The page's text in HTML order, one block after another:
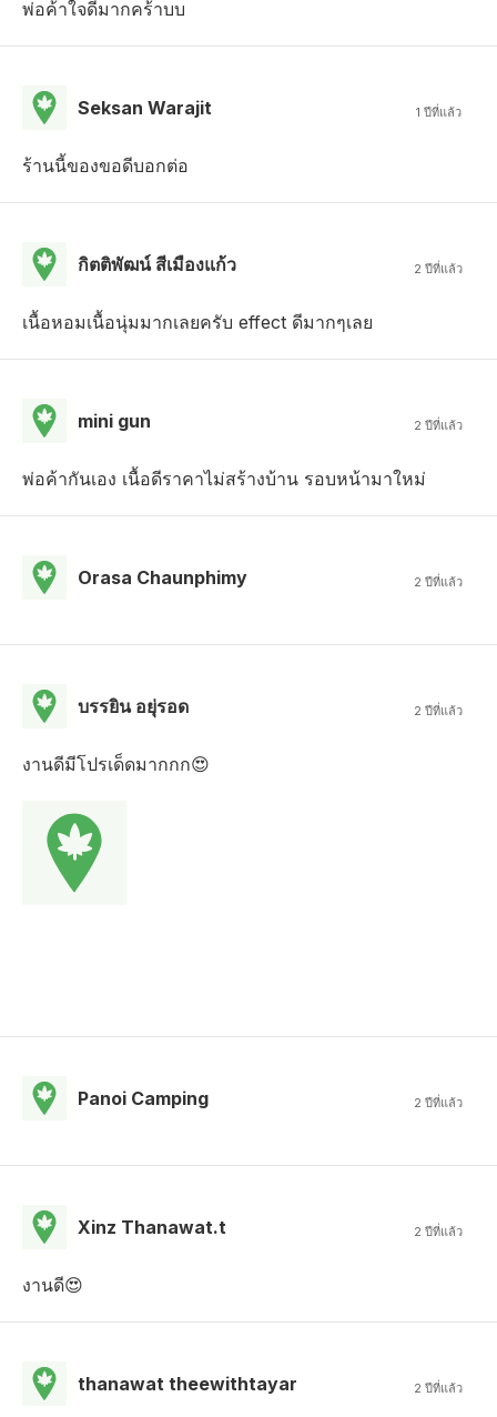
พ่อค้าใจดีมากคร้าบบ
Seksan Warajit 1 ปีที่แล้ว
ร้านนี้ของขอดีบอกต่อ
กิตติพัฒน์ สีเมืองแก้ว 2 ปีที่แล้ว
เนื้อหอมเนื้อนุ่มมากเลยครับ effect ดีมากๆเลย
mini gun 2 ปีที่แล้ว
พ่อค้ากันเอง เนื้อดีราคาไม่สร้างบ้าน รอบหน้ามาใหม่
Orasa Chaunphimy 2 ปีที่แล้ว
บรรยิน อยุ่รอด 2 ปีที่แล้ว
งานดีมีโปรเด็ดมากกก😍
Panoi Camping 2 ปีที่แล้ว
Xinz Thanawat.t 2 ปีที่แล้ว
งานดี😍
thanawat theewithtayar 2 ปีที่แล้ว